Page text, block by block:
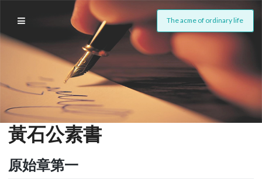
The acme of ordinary life
黃石公素書
原始章第一